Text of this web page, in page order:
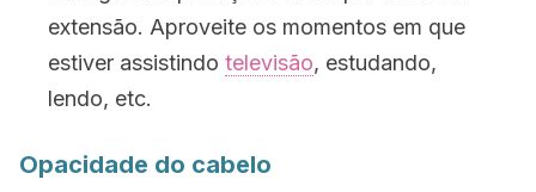
extensão. Aproveite os momentos em que
estiver assistindo televisão, estudando,
lendo, etc.
Opacidade do cabelo